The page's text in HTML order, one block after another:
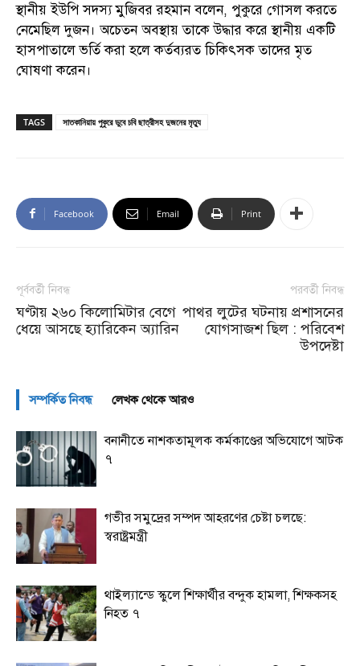
স্থানীয় ইউপি সদস্য মুজিবর রহমান বলেন, পুকুরে গোসল করতে
নেমেছিল দুজন। অচেতন অবস্থায় তাকে উদ্ধার করে স্থানীয় একটি
হাসপাতালে ভর্তি করা হলে কর্তব্যরত চিকিৎসক তাদের মৃত
ঘোষণা করেন।
TAGS সাতকানিয়ায় পুকুরে ডুবে চবি ছাত্রীসহ দুজনের মৃত্যু
Facebook Email Print
পূর্ববর্তী নিবন্ধ
ঘণ্টায় ২৬০ কিলোমিটার বেগে
ধেয়ে আসছে হ্যারিকেন অ্যারিন
পরবর্তী নিবন্ধ
পাথর লুটের ঘটনায় প্রশাসনের
যোগসাজশ ছিল : পরিবেশ
উপদেষ্টা
সম্পর্কিত নিবন্ধ লেখক থেকে আরও
বনানীতে নাশকতামূলক কর্মকাণ্ডের অভিযোগে আটক
৭
গভীর সমুদ্রের সম্পদ আহরণের চেষ্টা চলছে:
স্বরাষ্ট্রমন্ত্রী
থাইল্যান্ডে স্কুলে শিক্ষার্থীর বন্দুক হামলা, শিক্ষকসহ
নিহত ৭